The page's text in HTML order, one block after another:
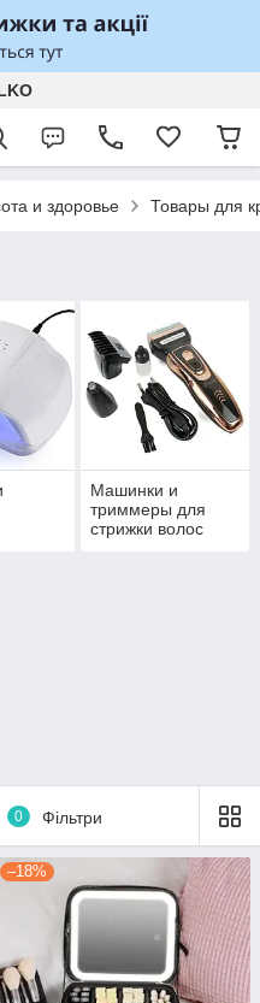
и здоровье Товары для
Машинки и
триммеры для
стрижки волос
0 Фільтри
–18%